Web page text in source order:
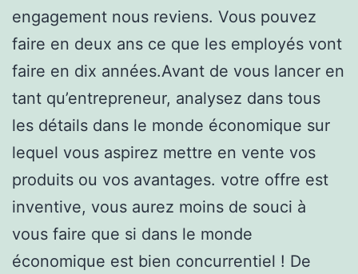
engagement nous reviens. Vous pouvez
faire en deux ans ce que les employés vont
faire en dix années.Avant de vous lancer en
tant qu’entrepreneur, analysez dans tous
les détails dans le monde économique sur
lequel vous aspirez mettre en vente vos
produits ou vos avantages. votre offre est
inventive, vous aurez moins de souci à
vous faire que si dans le monde
économique est bien concurrentiel ! De